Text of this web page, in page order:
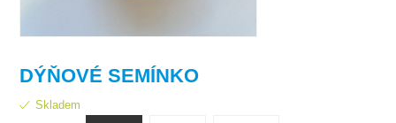
DÝŇOVÉ SEMÍNKO
Skladem